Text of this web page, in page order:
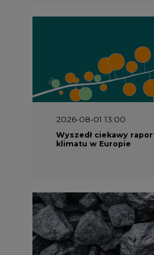
2026-08-01 13:00
Wyszedł ciekawy
klimatu w Europie